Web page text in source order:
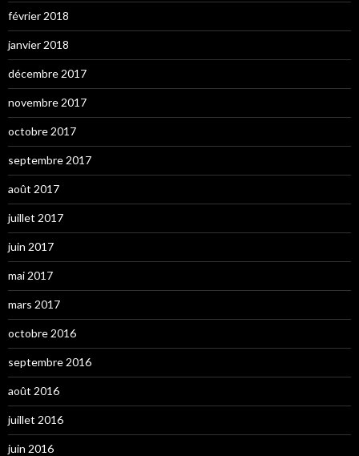
février 2018
janvier 2018
décembre 2017
novembre 2017
octobre 2017
septembre 2017
août 2017
juillet 2017
juin 2017
mai 2017
mars 2017
octobre 2016
septembre 2016
août 2016
juillet 2016
juin 2016